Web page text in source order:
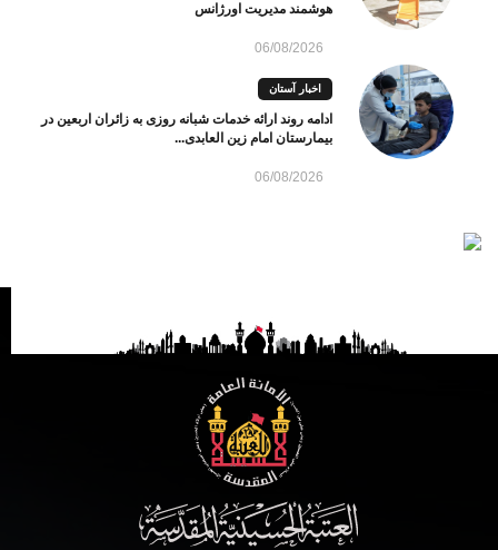
هوشمند مدیریت اورژانس
06/08/2026
اخبار آستان
ادامه روند ارائه خدمات شبانه روزی به زائران اربعین در
بیمارستان امام زین العابدی...
06/08/2026